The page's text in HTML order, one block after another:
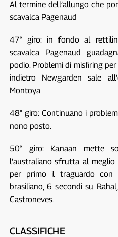
Al termine dell’allungo che
scavalca Pagenaud
47° giro: in fondo al
scavalca Pagenaud
podio. Problemi di misfiring
indietro Newgarden sale
Montoya
48° giro: Continuano i
nono posto.
50° giro: Kanaan mette
l’australiano sfrutta al
per primo il traguardo con
brasiliano, 6 secondi su
Castroneves.
CLASSIFICHE